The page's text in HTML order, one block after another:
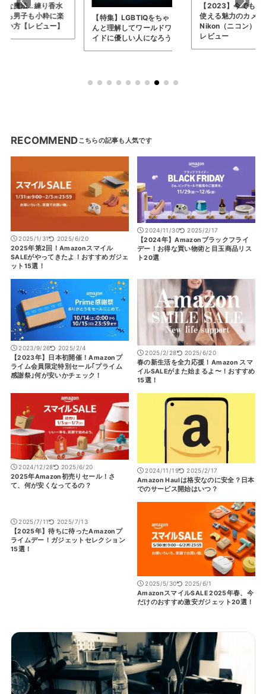
魔法…練り香水
男子も小粋に楽
方【レビュー】
【特集】LGBTIQをちゃ
んと理解してワールドワ
イドに優しい人になろう
【2023】今でも現役で
使える魅力のカメラ…
Nikon（ニコン） D3を
レビュー
RECOMMEND
2025/1/31 2025/6/20
2025年第2回！Amazonスマイル
SALEがやってきたよ！おすすめガジェ
ット15選！
2024/11/30 2025/2/17
【2024年】Amazonブラックフライ
デー！お得な買い物術と目玉商品リス
ト20選
2023/9/26 2025/2/4
【2023年】日本初開催！Amazonプ
ライム会員限定特別セール｢プライム
感謝祭｣何が安いかチェック！
2025/2/28 2025/6/20
春の新生活を全力応援！Amazon スマ
イルSALEがまた始まるよ〜！おすすめ
15選！
2024/12/28 2025/6/20
2025年Amazon初売りセール！さ
て、何が安くなってるの？
2024/11/19 2025/2/17
Amazon Haulは格安なのに安全？日本
でのサービス開始はいつ？
2025/7/11 2025/7/13
【2025年】待ちに待ったAmazonプ
ライムデー！ガジェットセレクション
15選！
2025/5/30 2025/6/1
AmazonスマイルSALE 2025年春、今
だけのおすすめ激安ガジェット20選！